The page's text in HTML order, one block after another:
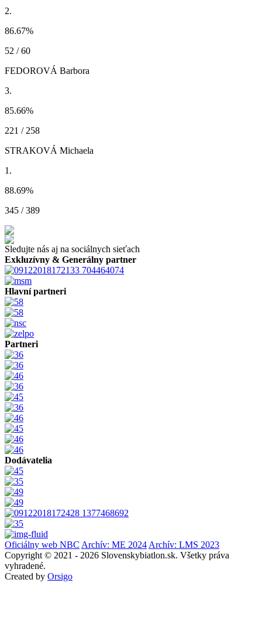
2.
86.67%
52 / 60
FEDOROVÁ Barbora
3.
85.66%
221 / 258
STRAKOVÁ Michaela
1.
88.69%
345 / 389
Sledujte nás aj na sociálnych sieťach
Exkluzívny & Generálny partner
Hlavní partneri
Partneri
Dodávatelia
Oficiálny web NBC Archív: ME 2024 Archív: LMS 2023
Copyright © 2021 - 2026 Slovenskybiatlon.sk. Všetky práva
vyhradené.
Created by Orsigo